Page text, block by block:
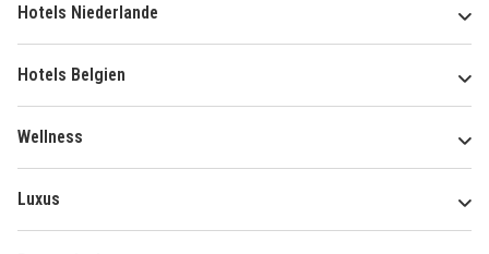
Hotels Niederlande
Hotels Belgien
Wellness
Luxus